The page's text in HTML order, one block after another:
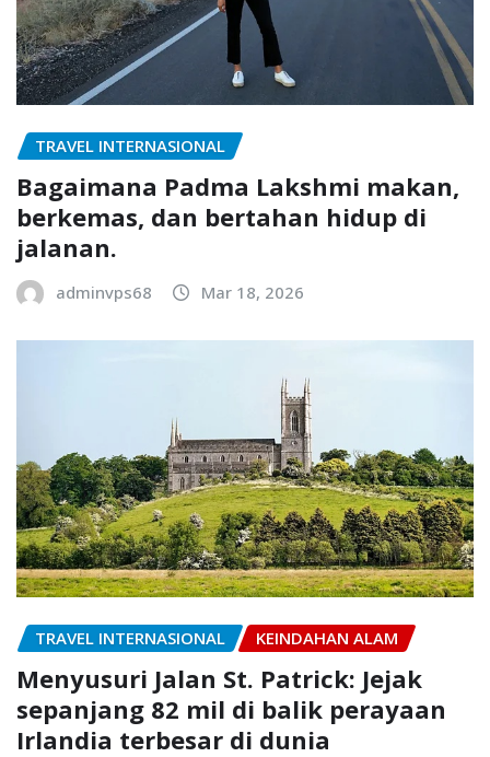
TRAVEL INTERNASIONAL
Bagaimana Padma Lakshmi makan,
berkemas, dan bertahan hidup di
jalanan.
adminvps68 Mar 18, 2026
TRAVEL INTERNASIONAL KEINDAHAN ALAM
Menyusuri Jalan St. Patrick: Jejak
sepanjang 82 mil di balik perayaan
Irlandia terbesar di dunia